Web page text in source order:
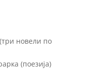
новели по
(поезија)